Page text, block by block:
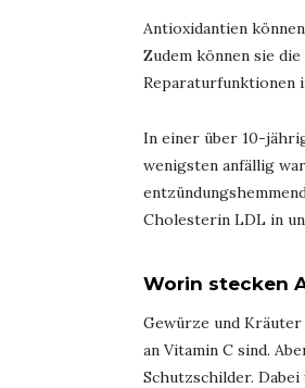
Antioxidantien
Zudem können sie
Reparaturfunktionen
In einer über 10-
wenigsten anfällig
Cholesterin LDL in
Worin stecken
Gewürze und
an Vitamin C sind.
Schutzschilder.